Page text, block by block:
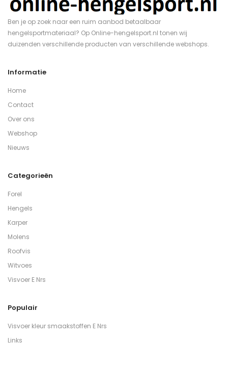
Ben je op zoek naar een ruim aanbod betaalbaar
hengelsportmateriaal? Op Online-hengelsport.nl tonen wij
duizenden verschillende producten van verschillende webshops.
Informatie
Home
Contact
Over ons
Webshop
Nieuws
Categorieën
Forel
Hengels
Karper
Molens
Roofvis
Witvoes
Visvoer E Nrs
Populair
Visvoer kleur smaakstoffen E Nrs
Links